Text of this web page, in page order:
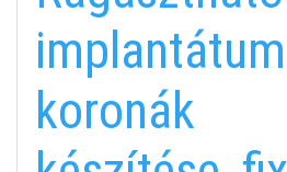
implantátum
koronák